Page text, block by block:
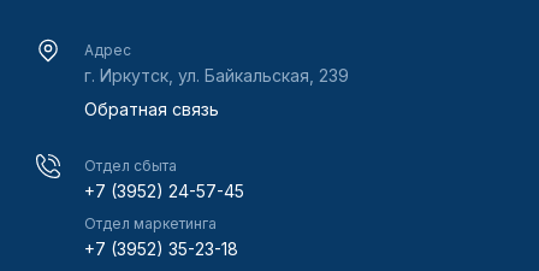
Адрес
г. Иркутск, ул. Байкальская, 239
Обратная связь
Отдел сбыта
+7 (3952) 24-57-45
Отдел маркетинга
+7 (3952) 35-23-18